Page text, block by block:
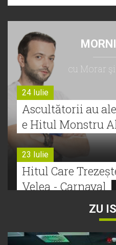
cu Morar
24 Iulie
Ascultătorii au
e Hitul Monstru
23 Iulie
Hitul Care
Velea - Carnaval
Bătălie strânsă
ZU